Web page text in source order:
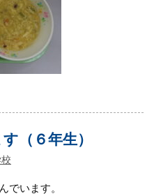
（６年生）
でいます。